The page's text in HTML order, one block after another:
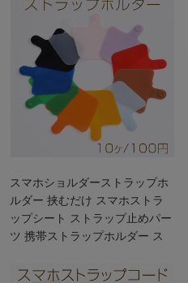
スマホショルダーストラップホ
ルダー 挟むだけ スマホストラ
ップシート ストラップ止めパー
ツ 携帯ストラップホルダー ス
（10ヶ